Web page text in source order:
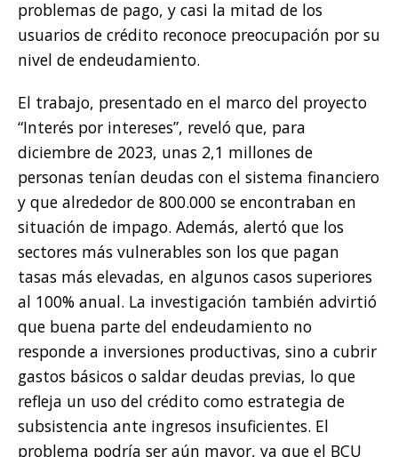
problemas de pago, y casi la mitad de los
usuarios de crédito reconoce preocupación por su
nivel de endeudamiento.
El trabajo, presentado en el marco del proyecto
“Interés por intereses”, reveló que, para
diciembre de 2023, unas 2,1 millones de
personas tenían deudas con el sistema financiero
y que alrededor de 800.000 se encontraban en
situación de impago. Además, alertó que los
sectores más vulnerables son los que pagan
tasas más elevadas, en algunos casos superiores
al 100% anual. La investigación también advirtió
que buena parte del endeudamiento no
responde a inversiones productivas, sino a cubrir
gastos básicos o saldar deudas previas, lo que
refleja un uso del crédito como estrategia de
subsistencia ante ingresos insuficientes. El
problema podría ser aún mayor, ya que el BCU